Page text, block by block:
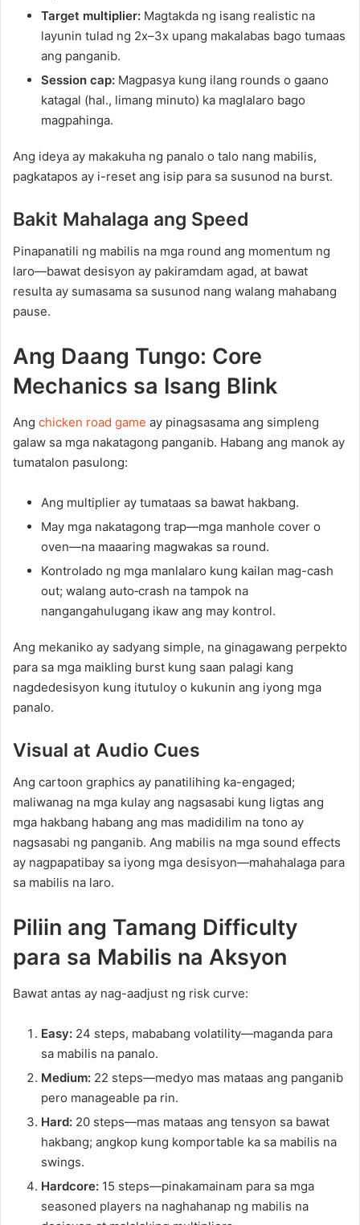
Target multiplier: Magtakda ng isang realistic na
layunin tulad ng 2x–3x upang makalabas bago tumaas
ang panganib.
Session cap: Magpasya kung ilang rounds o gaano
katagal (hal., limang minuto) ka maglalaro bago
magpahinga.
Ang ideya ay makakuha ng panalo o talo nang mabilis,
pagkatapos ay i-reset ang isip para sa susunod na burst.
Bakit Mahalaga ang Speed
Pinapanatili ng mabilis na mga round ang momentum ng
laro—bawat desisyon ay pakiramdam agad, at bawat
resulta ay sumasama sa susunod nang walang mahabang
pause.
Ang Daang Tungo: Core
Mechanics sa Isang Blink
Ang chicken road game ay pinagsasama ang simpleng
galaw sa mga nakatagong panganib. Habang ang manok ay
tumatalon pasulong:
Ang multiplier ay tumataas sa bawat hakbang.
May mga nakatagong trap—mga manhole cover o
oven—na maaaring magwakas sa round.
Kontrolado ng mga manlalaro kung kailan mag-cash
out; walang auto‑crash na tampok na
nangangahulugang ikaw ang may kontrol.
Ang mekaniko ay sadyang simple, na ginagawang perpekto
para sa mga maikling burst kung saan palagi kang
nagdedesisyon kung itutuloy o kukunin ang iyong mga
panalo.
Visual at Audio Cues
Ang cartoon graphics ay panatilihing ka-engaged;
maliwanag na mga kulay ang nagsasabi kung ligtas ang
mga hakbang habang ang mas madidilim na tono ay
nagsasabi ng panganib. Ang mabilis na mga sound effects
ay nagpapatibay sa iyong mga desisyon—mahahalaga para
sa mabilis na laro.
Piliin ang Tamang Difficulty
para sa Mabilis na Aksyon
Bawat antas ay nag-aadjust ng risk curve:
Easy: 24 steps, mababang volatility—maganda para
sa mabilis na panalo.
Medium: 22 steps—medyo mas mataas ang panganib
pero manageable pa rin.
Hard: 20 steps—mas mataas ang tensyon sa bawat
hakbang; angkop kung komportable ka sa mabilis na
swings.
Hardcore: 15 steps—pinakamainam para sa mga
seasoned players na naghahanap ng mabilis na